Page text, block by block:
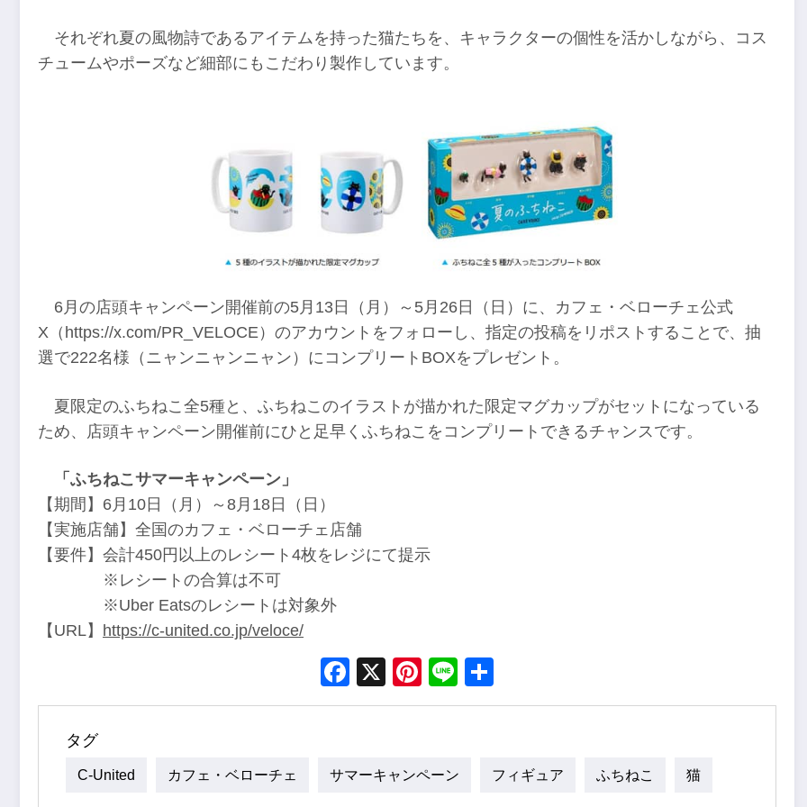
それぞれ夏の風物詩であるアイテムを持った猫たちを、キャラクターの個性を活かしながら、コス
チュームやポーズなど細部にもこだわり製作しています。
6月の店頭キャンペーン開催前の5月13日（月）～5月26日（日）に、カフェ・ベローチェ公式
X（https://x.com/PR_VELOCE）のアカウントをフォローし、指定の投稿をリポストすることで、抽
選で222名様（ニャンニャンニャン）にコンプリートBOXをプレゼント。
夏限定のふちねこ全5種と、ふちねこのイラストが描かれた限定マグカップがセットになっている
ため、店頭キャンペーン開催前にひと足早くふちねこをコンプリートできるチャンスです。
「ふちねこサマーキャンペーン」
【期間】6月10日（月）～8月18日（日）
【実施店舗】全国のカフェ・ベローチェ店舗
【要件】会計450円以上のレシート4枚をレジにて提示
※レシートの合算は不可
※Uber Eatsのレシートは対象外
【URL】 https://c-united.co.jp/veloce/
Facebook
X Pinterest
Line
タグ
C-United カフェ・ベローチェ サマーキャンペーン フィギュア ふちねこ 猫